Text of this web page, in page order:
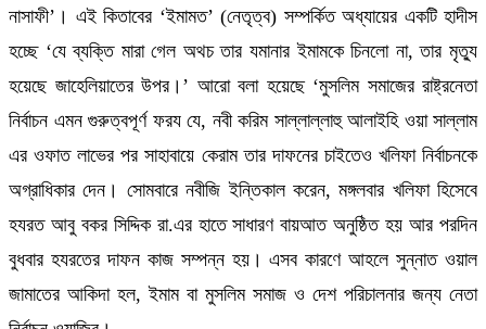
নাসাফী’। এই কিতাবের ‘ইমামত’ (নেতৃত্ব) সম্পর্কিত অধ্যায়ের একটি হাদীস
হচ্ছে ‘যে ব্যক্তি মারা গেল অথচ তার যমানার ইমামকে চিনলো না, তার মৃত্যু
হয়েছে জাহেলিয়াতের উপর।’ আরো বলা হয়েছে ‘মুসলিম সমাজের রাষ্ট্রনেতা
নির্বাচন এমন গুরুত্বপূর্ণ ফরয যে, নবী করিম সাল্লাল্লাহু আলাইহি ওয়া সাল্লাম
এর ওফাত লাভের পর সাহাবায়ে কেরাম তার দাফনের চাইতেও খলিফা নির্বাচনকে
অগ্রাধিকার দেন। সোমবারে নবীজি ইন্তিকাল করেন, মঙ্গলবার খলিফা হিসেবে
হযরত আবু বকর সিদ্দিক রা.এর হাতে সাধারণ বায়আত অনুষ্ঠিত হয় আর পরদিন
বুধবার হযরতের দাফন কাজ সম্পন্ন হয়। এসব কারণে আহলে সুন্নাত ওয়াল
জামাতের আকিদা হল, ইমাম বা মুসলিম সমাজ ও দেশ পরিচালনার জন্য নেতা